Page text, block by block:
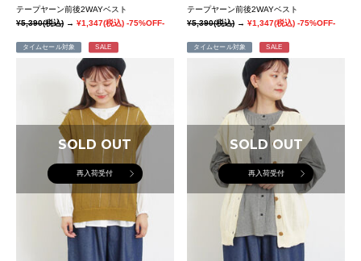
テープヤーン前後2WAYベスト
¥5,390(税込) → ¥1,347(税込) -75%OFF-
テープヤーン前後2WAYベスト
¥5,390(税込)→¥1,347(税込) -75%OFF-
タイムセール対象 SALE
SOLD OUT
再入荷受付
タイムセール対象 SALE
SOLD OUT
再入荷受付